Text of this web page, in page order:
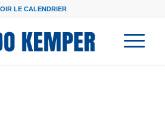
LE CALENDRIER